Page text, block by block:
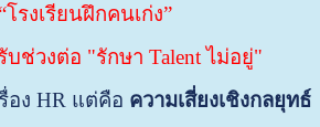
รงเรียนฝึกคนเก่ง”
ช่วงต่อ "รักษา Talent ไม่อยู่"
อง HR แต่คือ ความเสี่ยงเชิงกลยุทธ์